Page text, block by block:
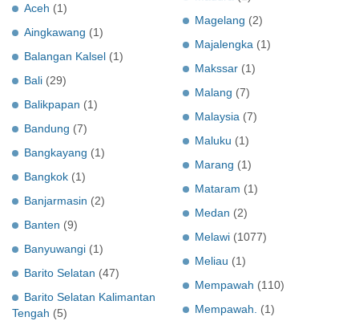
Aceh (1)
Aingkawang (1)
Balangan Kalsel (1)
Bali (29)
Balikpapan (1)
Bandung (7)
Bangkayang (1)
Bangkok (1)
Banjarmasin (2)
Banten (9)
Banyuwangi (1)
Barito Selatan (47)
Barito Selatan Kalimantan
Tengah (5)
Magelang (2)
Majalengka (1)
Makssar (1)
Malang (7)
Malaysia (7)
Maluku (1)
Marang (1)
Mataram (1)
Medan (2)
Melawi (1077)
Meliau (1)
Mempawah (110)
Mempawah.
(1)